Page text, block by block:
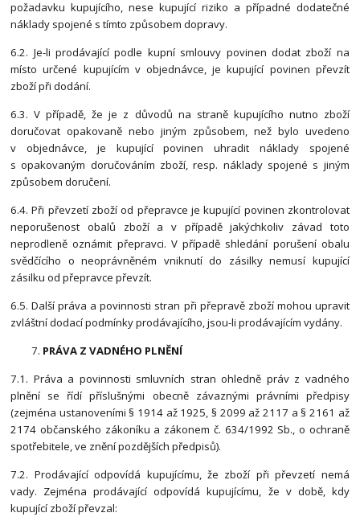
požadavku kupujícího, nese kupující riziko a případné dodatečné
náklady spojené s tímto způsobem dopravy.
6.2. Je-li prodávající podle kupní smlouvy povinen dodat zboží na
místo určené kupujícím v objednávce, je kupující povinen převzít
zboží při dodání.
6.3. V případě, že je z důvodů na straně kupujícího nutno zboží
doručovat opakovaně nebo jiným způsobem, než bylo uvedeno
v objednávce, je kupující povinen uhradit náklady spojené
s opakovaným doručováním zboží, resp. náklady spojené s jiným
způsobem doručení.
6.4. Při převzetí zboží od přepravce je kupující povinen zkontrolovat
neporušenost obalů zboží a v případě jakýchkoliv závad toto
neprodleně oznámit přepravci. V případě shledání porušení obalu
svědčícího o neoprávněném vniknutí do zásilky nemusí kupující
zásilku od přepravce převzít.
6.5. Další práva a povinnosti stran při přepravě zboží mohou upravit
zvláštní dodací podmínky prodávajícího, jsou-li prodávajícím vydány.
PRÁVA Z VADNÉHO PLNĚNÍ
7.1. Práva a povinnosti smluvních stran ohledně práv z vadného
plnění se řídí příslušnými obecně závaznými právními předpisy
(zejména ustanoveními § 1914 až 1925, § 2099 až 2117 a § 2161 až
2174 občanského zákoníku a zákonem č. 634/1992 Sb., o ochraně
spotřebitele, ve znění pozdějších předpisů).
7.2. Prodávající odpovídá kupujícímu, že zboží při převzetí nemá
vady. Zejména prodávající odpovídá kupujícímu, že v době, kdy
kupující zboží převzal: